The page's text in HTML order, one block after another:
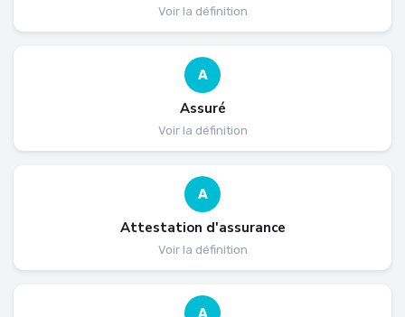
Voir la définition
A
Assuré
Voir la définition
A
Attestation d'assurance
Voir la définition
A